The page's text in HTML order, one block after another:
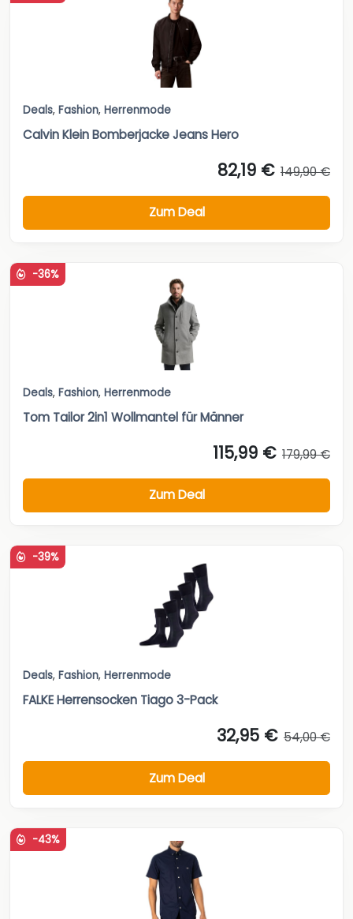
Deals, Fashion, Herrenmode
Calvin Klein Bomberjacke Jeans Hero
82,19 € 149,90 €
Zum Deal
-36%
Deals, Fashion, Herrenmode
Tom Tailor 2in1 Wollmantel für Männer
115,99 € 179,99 €
Zum Deal
-39%
Deals, Fashion, Herrenmode
FALKE Herrensocken Tiago 3-Pack
32,95 € 54,00 €
Zum Deal
-43%